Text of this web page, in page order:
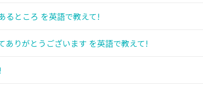
るところ を英語で教えて!
ありがとうございます を英語で教えて!